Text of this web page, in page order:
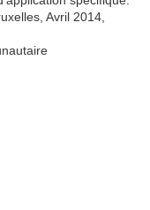
Avril 2014,